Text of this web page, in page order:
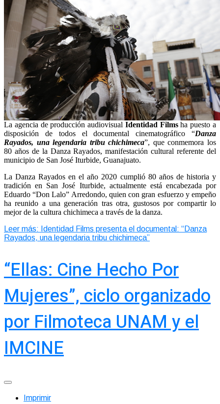
La agencia de producción audiovisual Identidad Filmsha puesto a
disposición de todos el documental cinematográfico “Danza
Rayados, una legendaria tribu chichimeca”, que conmemora los
80 años de la Danza Rayados, manifestación cultural referente del
municipio de San José Iturbide, Guanajuato.
La Danza Rayados en el año 2020 cumplió 80 años de historia y
tradición en San José Iturbide, actualmente está encabezada por
Eduardo “Don Lalo” Arredondo, quien con gran esfuerzo y empeño
ha reunido a una generación tras otra, gustosos por compartir lo
mejor de la cultura chichimeca a través de la danza.
Leer más: Identidad Films presenta el documental: “Danza
Rayados, una legendaria tribu chichimeca”
“Ellas: Cine Hecho Por
Mujeres”, ciclo organizado
por Filmoteca UNAM y el
IMCINE
Imprimir